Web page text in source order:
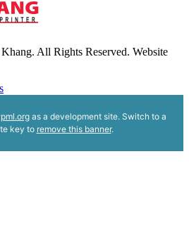
All Rights Reserved. Website
as a development site. Switch to a
key to remove this banner.